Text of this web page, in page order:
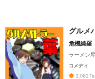
グルメ
危機綺羅
ラーメン
コメディ
2,062